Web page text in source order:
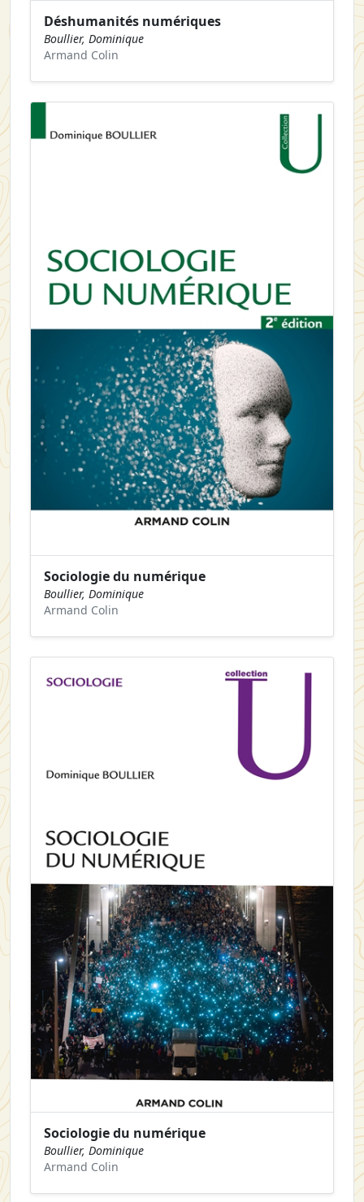
Déshumanités numériques
Boullier, Dominique
Armand Colin
Sociologie du numérique
Boullier, Dominique
Armand Colin
Sociologie du numérique
Boullier, Dominique
Armand Colin